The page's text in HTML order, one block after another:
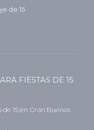
de 15
FIESTAS DE 15
de 15 en Gran Buenos